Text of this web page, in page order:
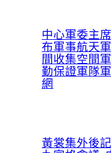
中心軍委主
布軍事航天
間收集空間
勤保證軍隊
網
黃裳集外後